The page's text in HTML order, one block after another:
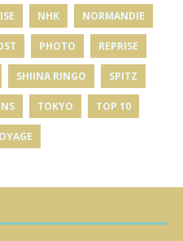
NHK NORMANDIE
PHOTO REPRISE
SHIINA RINGO SPITZ
TOKYO TOP 10